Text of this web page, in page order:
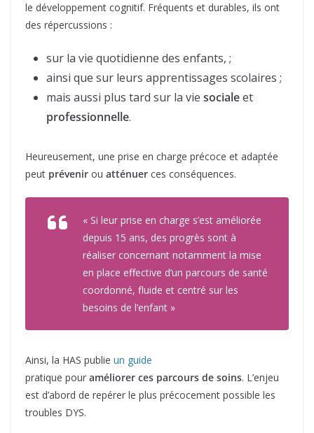
le développement cognitif. Fréquents et durables, ils ont
des répercussions :
sur la vie quotidienne des enfants, ;
ainsi que sur leurs apprentissages scolaires ;
mais aussi plus tard sur la vie socialeet
professionnelle.
Heureusement, une prise en charge précoce et adaptée
peut prévenir ou atténuer ces conséquences.
« Si leur prise en charge s’est améliorée
depuis 15 ans, des progrès sont à
réaliser concernant notamment la mise
en place effective d’un parcours de santé
coordonné, fluide et centré sur les
besoins de l’enfant »
Ainsi, la HAS publie un guide
pratique pour améliorer ces parcours de soins. L’enjeu
est d’abord de repérer le plus précocement possible les
troubles DYS.